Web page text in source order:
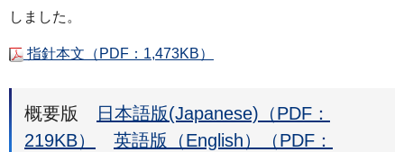
しました。
指針本文（PDF：1,473KB）
概要版
日本語版(Japanese)（PDF：
219KB）
英語版（English）（PDF：